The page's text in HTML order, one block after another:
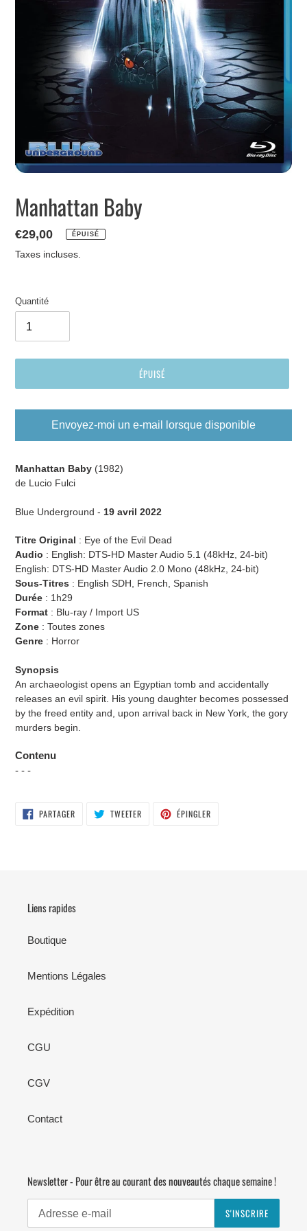
Manhattan Baby
Prix
normal
€29,00 ÉPUISÉ
Taxes incluses.
Quantité
ÉPUISÉ
Envoyez-moi un e-mail lorsque disponible
d'un
produit
votre
Manhattan Baby (1982)
de Lucio Fulci
Blue Underground - 19 avril 2022
Titre Original : Eye of the Evil Dead
Audio : English: DTS-HD Master Audio 5.1 (48kHz, 24-bit)
English: DTS-HD Master Audio 2.0 Mono (48kHz, 24-bit)
Sous-Titres : English SDH, French, Spanish
Durée : 1h29
Format : Blu-ray / Import US
Zone : Toutes zones
Genre : Horror
Synopsis
An archaeologist opens an Egyptian tomb and accidentally
releases an evil spirit. His young daughter becomes possessed
by the freed entity and, upon arrival back in New York, the gory
murders begin.
Contenu
- - -
PARTAGERPARTAGER
SUR
TWEETER TWEETER ÉPINGLER
Liens rapides
Boutique
Mentions Légales
Expédition
CGU
CGV
Contact
Newsletter - Pour être au courant des nouveautés chaque semaine !
S'INSCRIRE